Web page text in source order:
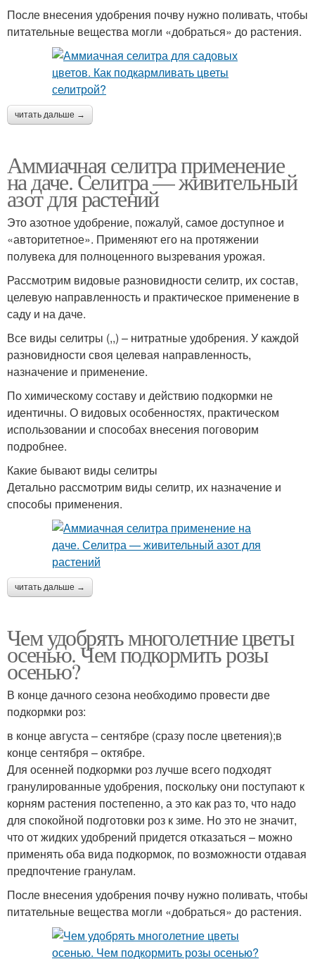
После внесения удобрения почву нужно поливать, чтобы
питательные вещества могли «добраться» до растения.
читать дальше →
Аммиачная селитра применение
на даче. Селитра — живительный
азот для растений
Это азотное удобрение, пожалуй, самое доступное и
«авторитетное». Применяют его на протяжении
полувека для полноценного вызревания урожая.
Рассмотрим видовые разновидности селитр, их состав,
целевую направленность и практическое применение в
саду и на даче.
Все виды селитры (,,) – нитратные удобрения. У каждой
разновидности своя целевая направленность,
назначение и применение.
По химическому составу и действию подкормки не
идентичны. О видовых особенностях, практическом
использовании и способах внесения поговорим
подробнее.
Какие бывают виды селитры
Детально рассмотрим виды селитр, их назначение и
способы применения.
читать дальше →
Чем удобрять многолетние цветы
осенью. Чем подкормить розы
осенью?
В конце дачного сезона необходимо провести две
подкормки роз:
в конце августа – сентябре (сразу после цветения);в
конце сентября – октябре.
Для осенней подкормки роз лучше всего подходят
гранулированные удобрения, поскольку они поступают к
корням растения постепенно, а это как раз то, что надо
для спокойной подготовки роз к зиме. Но это не значит,
что от жидких удобрений придется отказаться – можно
применять оба вида подкормок, по возможности отдавая
предпочтение гранулам.
После внесения удобрения почву нужно поливать, чтобы
питательные вещества могли «добраться» до растения.